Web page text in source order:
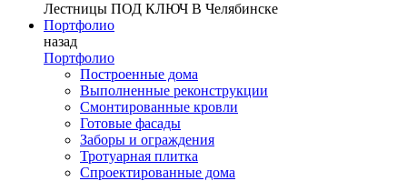
Лестницы ПОД КЛЮЧ В Челябинске
Портфолио
назад
Портфолио
Построенные дома
Выполненные реконструкции
Смонтированные кровли
Готовые фасады
Заборы и ограждения
Тротуарная плитка
Спроектированные дома